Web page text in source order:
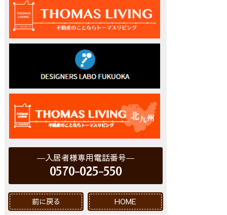
入居者様専用電話番号
0570-025-550
前に戻る HOME